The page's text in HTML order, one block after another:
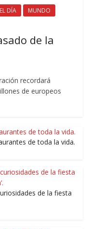
DÍA
MUNDO
de la
recordará
de europeos
de toda la vida.
de la fiesta